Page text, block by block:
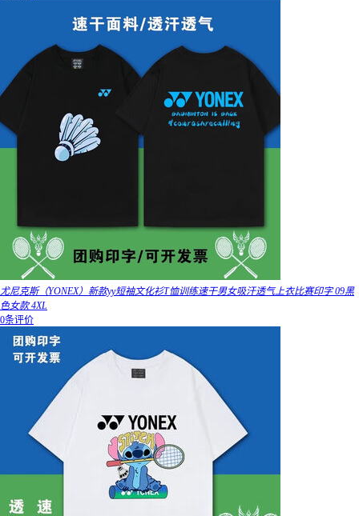
尤尼克斯（YONEX）新款yy短袖文化衫T恤训练速干男女吸汗透气上衣比赛印字 09黑
色女款 4XL
0条评价